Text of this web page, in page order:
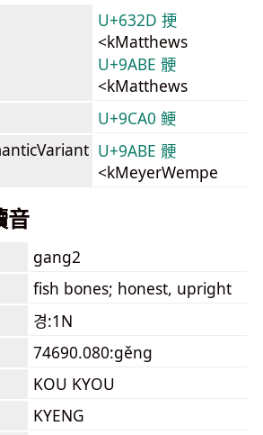
U+632D 挭
<kMatthews
U+9ABE 骾
<kMatthews
U+9CA0 鲠
U+9ABE 骾
<kMeyerWempe
gang2
fish bones; honest, upright
경:1N
74690.080:gěng
KOU KYOU
KYENG